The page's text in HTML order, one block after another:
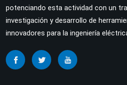
potenciando esta actividad con un
investigación y desarrollo de
innovadores para la ingeniería